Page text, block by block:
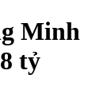
Minh
tỷ